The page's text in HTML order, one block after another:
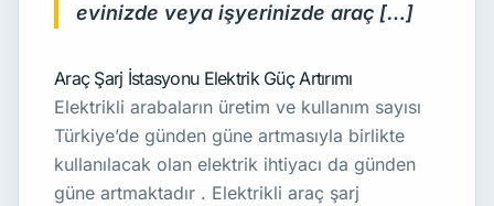
evinizde veya işyerinizde araç […]
Araç Şarj İstasyonu Elektrik Güç Artırımı
Elektrikli arabaların üretim ve kullanım sayısı
Türkiye’de günden güne artmasıyla birlikte
kullanılacak olan elektrik ihtiyacı da günden
güne artmaktadır . Elektrikli araç şarj